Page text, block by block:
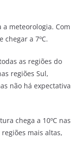
meteorologia. Com
a 7ºC.
as regiões do
regiões Sul,
não há expectativa
chega a 10ºC nas
mais altas,